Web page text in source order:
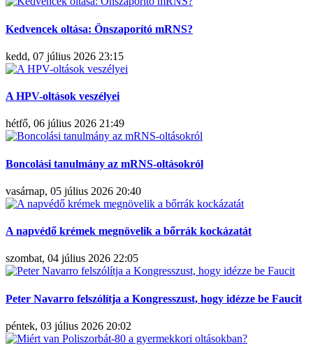
Kedvencek oltása: Önszaporító mRNS?
kedd, 07 július 2026 23:15
A HPV-oltások veszélyei
hétfő, 06 július 2026 21:49
Boncolási tanulmány az mRNS-oltásokról
vasárnap, 05 július 2026 20:40
A napvédő krémek megnövelik a bőrrák kockázatát
szombat, 04 július 2026 22:05
Peter Navarro felszólítja a Kongresszust, hogy idézze be Faucit
péntek, 03 július 2026 20:02